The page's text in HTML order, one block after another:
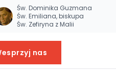
Św. Dominika Guzmana
Św. Emiliana, biskupa
Św. Zefiryna z Malii
nas